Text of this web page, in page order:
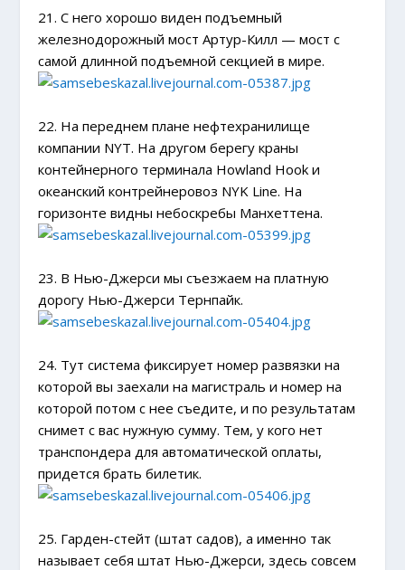
21. С него хорошо виден подъемный
железнодорожный мост Артур-Килл — мост с
самой длинной подъемной секцией в мире.
22. На переднем плане нефтехранилище
компании NYT. На другом берегу краны
контейнерного терминала Howland Hook и
океанский контрейнеровоз NYK Line. На
горизонте видны небоскребы Манхеттена.
23. В Нью-Джерси мы съезжаем на платную
дорогу Нью-Джерси Тернпайк.
24. Тут система фиксирует номер развязки на
которой вы заехали на магистраль и номер на
которой потом с нее съедите, и по результатам
снимет с вас нужную сумму. Тем, у кого нет
транспондера для автоматической оплаты,
придется брать билетик.
25. Гарден-стейт (штат садов), а именно так
называет себя штат Нью-Джерси, здесь совсем